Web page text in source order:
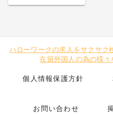
ハローワークの求人をサクサク
在留外国人の為の様々
個人情報保護方針
お問い合わせ